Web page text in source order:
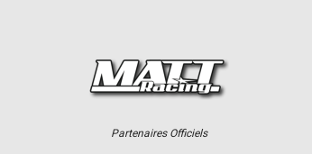
Partenaires Officiels